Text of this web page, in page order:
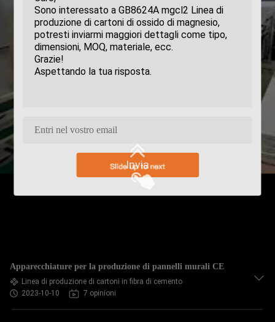
Invia
Apparecchiature per la produzione di pannelli murali CE
Linea di produzione di cartoni in fibra di cemento
2023-10-10
7 opinioni